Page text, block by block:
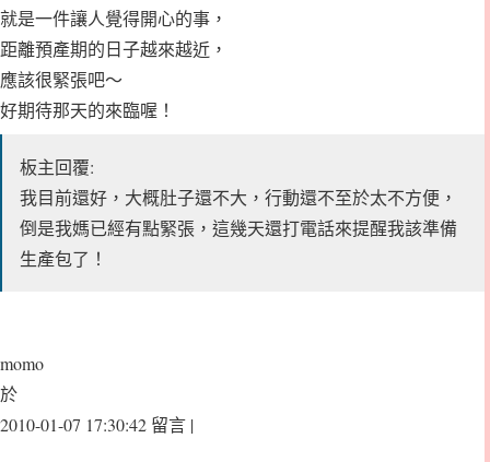
就是一件讓人覺得開心的事，
距離預產期的日子越來越近，
應該很緊張吧～
好期待那天的來臨喔！
板主回覆:
我目前還好，大概肚子還不大，行動還不至於太不方便，
倒是我媽已經有點緊張，這幾天還打電話來提醒我該準備
生產包了！
momo
於
2010-01-07 17:30:42 留言 |